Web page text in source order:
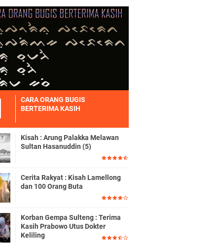
CARA ORANG BUGIS
BERTERIMA KASIH
Kisah : Arung Palakka Melawan
Sultan Hasanuddin (5)
Cerita Rakyat : Kisah Lamellong
dan 100 Orang Buta
Korban Gempa Sulteng : Terima
Kasih Prabowo Utus Dokter
Keliling